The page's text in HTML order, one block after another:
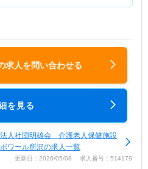
求人を問い合わせる
を見る
法人社団明雄会 介護老人保健施設
ワール所沢の求人一覧
更新日：2026/05/08 求人番号：514179